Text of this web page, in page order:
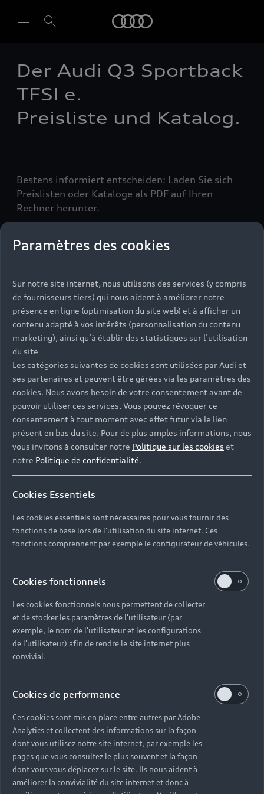
Select dealer
Der Audi Q3 Sportback
TFSI e.
Preisliste und Katalog.
Bestens informiert entscheiden: Laden Sie sich
Preislisten oder Kataloge als PDF auf Ihren
Rechner herunter.
Alle Preise, alle Optionen auf einen Blick: Die
aktuelle Preisliste als Download im PDF-Format.
Preisliste laden
Audi exclusive Flyer
Machen Sie aus Ihrem Fahrzeug ein Unikat – durch
Audi exclusive: der aktuelle Audi exclusive Flyer
als Download im PDF-Format.
Accès rapides
Tous les modèles
Recherche de véhicules neufs
Contactez-nous
Modèles
Électrique
Hybride rechargeable
Sport
Achat et location
Voir nos véhicules disponibles
Offres du moment
Votre Audi
Entretenir et réparer mon Audi
Action de Service EA 189
Cotrans Assistance
Univers Audi
Notre vision
Paramètres des cookies
Sur notre site internet, nous utilisons des services (y compris
de fournisseurs tiers) qui nous aident à améliorer notre
présence en ligne (optimisation du site web) et à afficher un
contenu adapté à vos intérêts (personnalisation du contenu
marketing), ainsi qu’à établir des statistiques sur l’utilisation
du site
Les catégories suivantes de cookies sont utilisées par Audi et
ses partenaires et peuvent être gérées via les paramètres des
cookies. Nous avons besoin de votre consentement avant de
pouvoir utiliser ces services. Vous pouvez révoquer ce
consentement à tout moment avec effet futur via le lien
présent en bas du site. Pour de plus amples informations, nous
vous invitons à consulter notre Politique sur les cookies et
notre Politique de confidentialité.
Cookies Essentiels
Les cookies essentiels sont nécessaires pour vous fournir des
fonctions de base lors de l'utilisation du site internet. Ces
fonctions comprennent par exemple le configurateur de véhicules.
Cookies fonctionnels
Les cookies fonctionnels nous permettent de collecter
et de stocker les paramètres de l'utilisateur (par
exemple, le nom de l'utilisateur et les configurations
de l'utilisateur) afin de rendre le site internet plus
convivial.
Cookies de performance
Ces cookies sont mis en place entre autres par Adobe
Analytics et collectent des informations sur la façon
dont vous utilisez notre site internet, par exemple les
pages que vous consultez le plus souvent et la façon
dont vous vous déplacez sur le site. Ils nous aident à
améliorer la convivialité du site internet et donc à